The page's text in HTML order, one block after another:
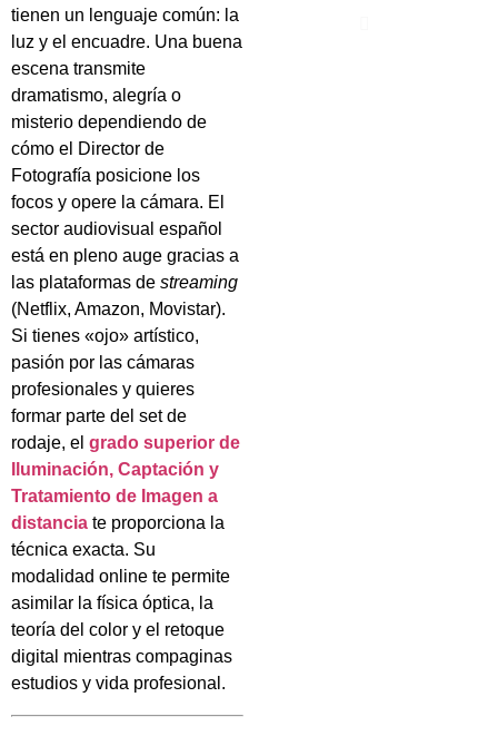
tienen un lenguaje común: la
luz y el encuadre. Una buena
escena transmite
dramatismo, alegría o
misterio dependiendo de
cómo el Director de
Fotografía posicione los
focos y opere la cámara. El
sector audiovisual español
está en pleno auge gracias a
las plataformas de streaming
(Netflix, Amazon, Movistar).
Si tienes «ojo» artístico,
pasión por las cámaras
profesionales y quieres
formar parte del set de
rodaje, el grado superior de
Iluminación, Captación y
Tratamiento de Imagen a
distancia te proporciona la
técnica exacta. Su
modalidad online te permite
asimilar la física óptica, la
teoría del color y el retoque
digital mientras compaginas
estudios y vida profesional.